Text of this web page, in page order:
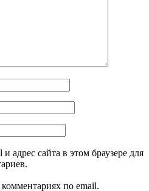
адрес сайта в этом браузере для
по email.